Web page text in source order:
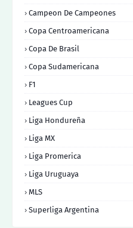
Campeon De Campeones
Copa Centroamericana
Copa De Brasil
Copa Sudamericana
F1
Leagues Cup
Liga Hondureña
Liga MX
Liga Promerica
Liga Uruguaya
MLS
Superliga Argentina